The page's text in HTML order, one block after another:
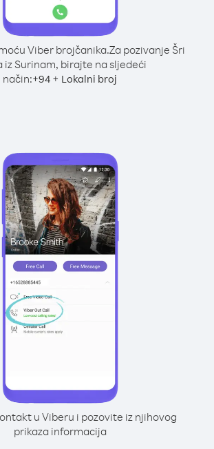
Viber brojčanika.Za pozivanje Šri
iz Surinam, birajte na sljedeći
način:+94 + Lokalni broj
u Viberu i pozovite iz njihovog
prikaza informacija